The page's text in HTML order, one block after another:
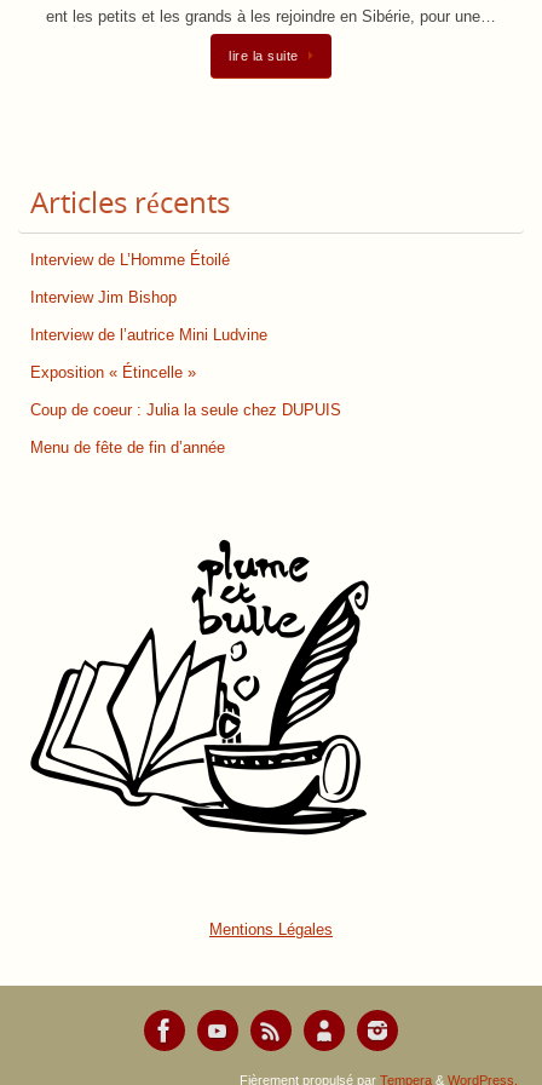
ent les petits et les grands à les rejoindre en Sibérie, pour une…
lire la suite
Articles récents
Interview de L’Homme Étoilé
Interview Jim Bishop
Interview de l’autrice Mini Ludvine
Exposition « Étincelle »
Coup de coeur : Julia la seule chez DUPUIS
Menu de fête de fin d’année
Mentions Légales
Fièrement propulsé par Tempera & WordPress.